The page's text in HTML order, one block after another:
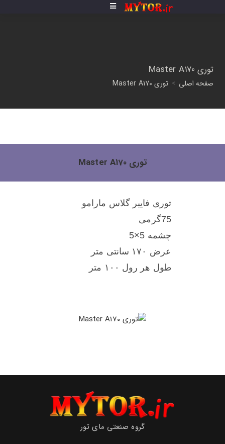
توری Master A170
صفحه اصلی > توری Master A170
توری Master A170
توری فایبر گلاس مارامو
75گرمی
چشمه 5×5
عرض ۱۷۰ سانتی متر
طول هر رول ۱۰۰ متر
گروه صنعتی مای تور